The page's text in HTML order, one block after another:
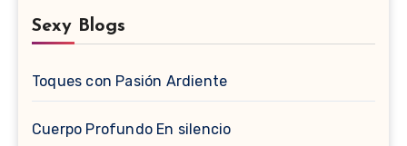
Sexy Blogs
Toques con Pasión Ardiente
Cuerpo Profundo En silencio